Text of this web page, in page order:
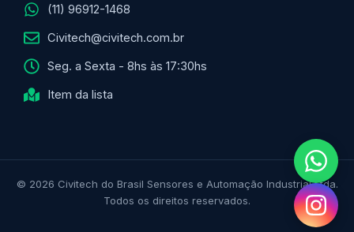
(11) 96912-1468
Civitech@civitech.com.br
Seg. a Sexta - 8hs às 17:30hs
Item da lista
© 2026 Civitech do Brasil Sensores e Automação Industrial Ltda.
Todos os direitos reservados.